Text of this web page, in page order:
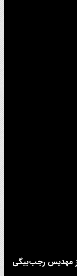
از مهدیس رجب‌بیگی